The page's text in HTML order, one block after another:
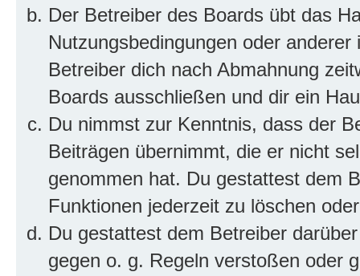
Der Betreiber des Boards übt das
Nutzungsbedingungen oder
Betreiber dich nach Abmahnung
Boards ausschließen und dir ein
Du nimmst zur Kenntnis, dass der
Beiträgen übernimmt, die er nicht
genommen hat. Du gestattest dem
Funktionen jederzeit zu löschen
Du gestattest dem Betreiber
gegen o. g. Regeln verstoßen oder